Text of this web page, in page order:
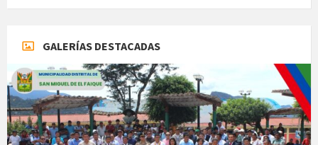
GALERÍAS DESTACADAS